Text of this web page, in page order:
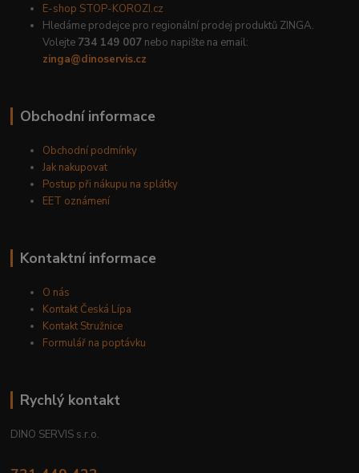
E-shop STOP-KOROZI.cz
Hledáme prodejce pro regionální prodej produktů ZINGA.
Volejte 734 149 007 nebo napište na email:
zinga@dinoservis.cz
Obchodní informace
Obchodní podmínky
Jak nakupovat
Postup při nákupu na splátky
EET oznámení
Kontaktní informace
O nás
Kontakt Česká Lípa
Kontakt Stružnice
Formulář na poptávku
Rychlý kontakt
DINO SERVIS s.r.o.